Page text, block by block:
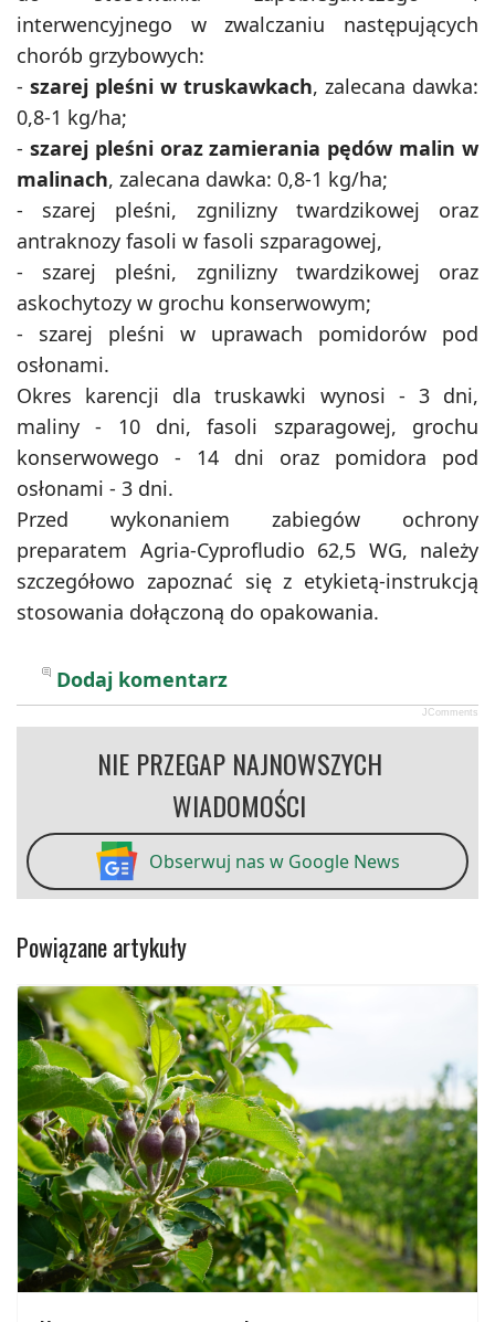
interwencyjnego w zwalczaniu następujących
chorób grzybowych:
- szarej pleśni w truskawkach, zalecana dawka:
0,8-1 kg/ha;
- szarej pleśni oraz zamierania pędów malin w
malinach, zalecana dawka: 0,8-1 kg/ha;
- szarej pleśni, zgnilizny twardzikowej oraz
antraknozy fasoli w fasoli szparagowej,
- szarej pleśni, zgnilizny twardzikowej oraz
askochytozy w grochu konserwowym;
- szarej pleśni w uprawach pomidorów pod
osłonami.
Okres karencji dla truskawki wynosi - 3 dni,
maliny - 10 dni, fasoli szparagowej, grochu
konserwowego - 14 dni oraz pomidora pod
osłonami - 3 dni.
Przed wykonaniem zabiegów ochrony
preparatem Agria-Cyprofludio 62,5 WG, należy
szczegółowo zapoznać się z etykietą-instrukcją
stosowania dołączoną do opakowania.
Dodaj komentarz
JComments
NIE PRZEGAP NAJNOWSZYCH
WIADOMOŚCI
Obserwuj nas w Google News
Powiązane artykuły